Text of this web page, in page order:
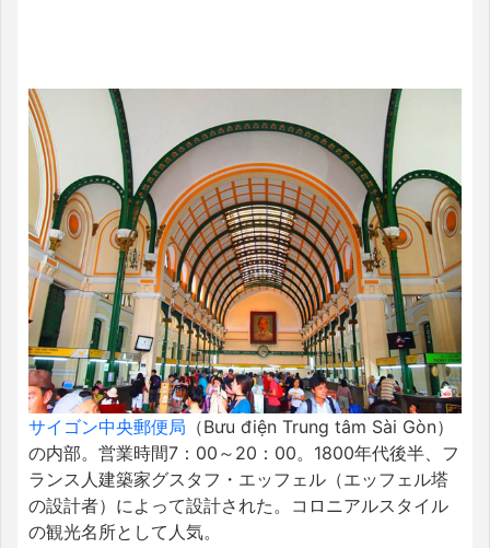
サイゴン中央郵便局 （Bưu điện Trung tâm Sài Gòn）
の内部。営業時間7：00～20：00。1800年代後半、フ
ランス人建築家グスタフ・エッフェル（エッフェル塔
の設計者）によって設計された。コロニアルスタイル
の観光名所として人気。